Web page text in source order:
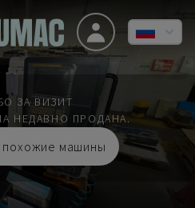
ЗА ВИЗИТ
НЕДАВНО ПРОДАНА.
похожие машины